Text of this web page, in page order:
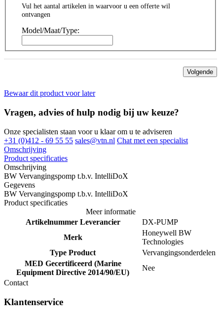
Vul het aantal artikelen in waarvoor u een offerte wil
ontvangen
Model/Maat/Type:
Volgende
Bewaar dit product voor later
Vragen, advies of hulp nodig bij uw keuze?
Onze specialisten staan voor u klaar om u te adviseren
+31 (0)412 - 69 55 55 sales@vtn.nl Chat met een specialist
Omschrijving
Product specificaties
Omschrijving
BW Vervangingspomp t.b.v. IntelliDoX
Gegevens
BW Vervangingspomp t.b.v. IntelliDoX
Product specificaties
Meer informatie
Artikelnummer Leverancier
DX-PUMP
Merk
Honeywell BW
Technologies
Type Product
Vervangingsonderdelen
MED Gecertificeerd (Marine
Equipment Directive 2014/90/EU)
Nee
Contact
Klantenservice